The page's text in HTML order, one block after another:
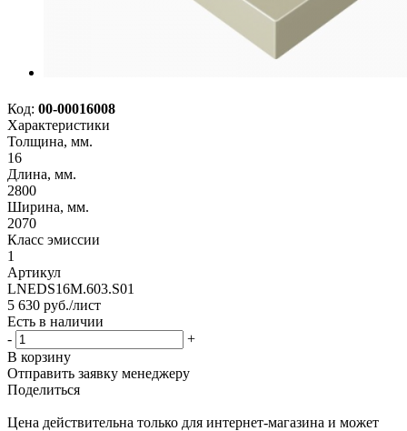
Код: 00-00016008
Характеристики
Толщина, мм.
16
Длина, мм.
2800
Ширина, мм.
2070
Класс эмиссии
1
Артикул
LNEDS16M.603.S01
5 630 руб./лист
Есть в наличии
-
+
В корзину
Отправить заявку менеджеру
Поделиться
Цена действительна только для интернет-магазина и может